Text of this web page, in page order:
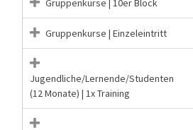
Gruppenkurse | 10er Block
Gruppenkurse | Einzeleintritt
Jugendliche/Lernende/Studenten
(12 Monate) | 1x Training